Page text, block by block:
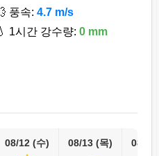
풍속: 4.7 m/s
1시간 강수량: 0 mm
08/12 (수) 08/13 (목) 08/14